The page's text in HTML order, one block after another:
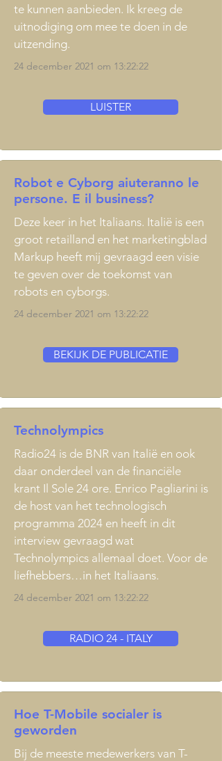
te kunnen aanbieden. Ik kreeg de
uitnodiging om mee te doen in de
uitzending.
24 december 2021 om 13:22:22
LUISTER
Robot e Cyborg aiuteranno le
persone. E il business?
Deze keer in het Italiaans. Italië is een
groot retailland en het marketingblad
Markup heeft mij gevraagd een visie
te geven over de toekomst van
robots en cyborgs.
24 december 2021 om 13:22:22
BEKIJK DE PUBLICATIE
Technolympics
Radio24 is de BNR van Italië en ook
daar onderdeel van de financiële
krant Il Sole 24 ore. Enrico Pagliarini is
de host van het technologisch
programma 2024 en heeft in dit
interview gevraagd wat
Technolympics allemaal doet. Voor de
liefhebbers…in het Italiaans.
24 december 2021 om 13:22:22
RADIO 24 - ITALY
Hoe T-Mobile socialer is
geworden
Bij de meeste medewerkers van T-